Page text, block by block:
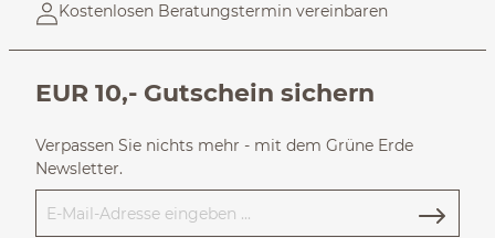
Kostenlosen Beratungstermin vereinbaren
EUR 10,- Gutschein sichern
Verpassen Sie nichts mehr - mit dem Grüne Erde
Newsletter.